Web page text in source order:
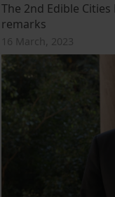
The 2nd Edible
remarks
16 March, 2023